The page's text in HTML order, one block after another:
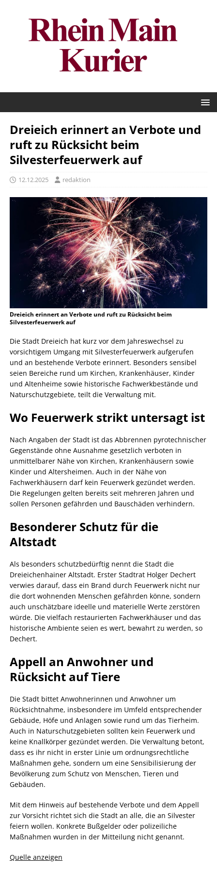
Dreieich erinnert an Verbote und
ruft zu Rücksicht beim
Silvesterfeuerwerk auf
12.12.2025 redaktion
Dreieich erinnert an Verbote und ruft zu Rücksicht beim
Silvesterfeuerwerk auf
Die Stadt Dreieich hat kurz vor dem Jahreswechsel zu
vorsichtigem Umgang mit Silvesterfeuerwerk aufgerufen
und an bestehende Verbote erinnert. Besonders sensibel
seien Bereiche rund um Kirchen, Krankenhäuser, Kinder
und Altenheime sowie historische Fachwerkbestände und
Naturschutzgebiete, teilt die Verwaltung mit.
Wo Feuerwerk strikt untersagt ist
Nach Angaben der Stadt ist das Abbrennen pyrotechnischer
Gegenstände ohne Ausnahme gesetzlich verboten in
unmittelbarer Nähe von Kirchen, Krankenhäusern sowie
Kinder und Altersheimen. Auch in der Nähe von
Fachwerkhäusern darf kein Feuerwerk gezündet werden.
Die Regelungen gelten bereits seit mehreren Jahren und
sollen Personen gefährden und Bauschäden verhindern.
Besonderer Schutz für die
Altstadt
Als besonders schutzbedürftig nennt die Stadt die
Dreieichenhainer Altstadt. Erster Stadtrat Holger Dechert
verwies darauf, dass ein Brand durch Feuerwerk nicht nur
die dort wohnenden Menschen gefährden könne, sondern
auch unschätzbare ideelle und materielle Werte zerstören
würde. Die vielfach restaurierten Fachwerkhäuser und das
historische Ambiente seien es wert, bewahrt zu werden, so
Dechert.
Appell an Anwohner und
Rücksicht auf Tiere
Die Stadt bittet Anwohnerinnen und Anwohner um
Rücksichtnahme, insbesondere im Umfeld entsprechender
Gebäude, Höfe und Anlagen sowie rund um das Tierheim.
Auch in Naturschutzgebieten sollten kein Feuerwerk und
keine Knallkörper gezündet werden. Die Verwaltung betont,
dass es ihr nicht in erster Linie um ordnungsrechtliche
Maßnahmen gehe, sondern um eine Sensibilisierung der
Bevölkerung zum Schutz von Menschen, Tieren und
Gebäuden.
Mit dem Hinweis auf bestehende Verbote und dem Appell
zur Vorsicht richtet sich die Stadt an alle, die an Silvester
feiern wollen. Konkrete Bußgelder oder polizeiliche
Maßnahmen wurden in der Mitteilung nicht genannt.
Quelle anzeigen